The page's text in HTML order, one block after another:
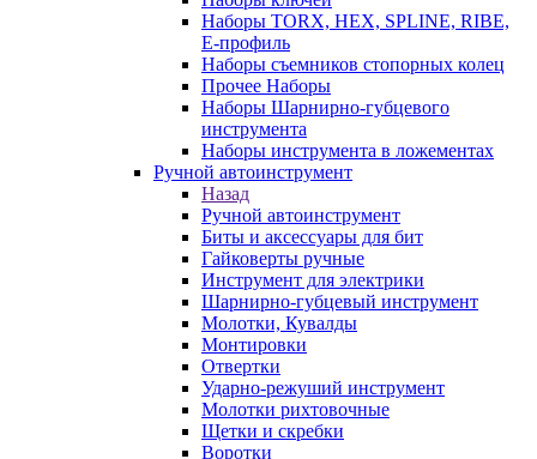
Наборы TORX, HEX, SPLINE, RIBE,
E-профиль
Наборы съемников стопорных колец
Прочее Наборы
Наборы Шарнирно-губцевого
инструмента
Наборы инструмента в ложементах
Ручной автоинструмент
Назад
Ручной автоинструмент
Биты и аксессуары для бит
Гайковерты ручные
Инструмент для электрики
Шарнирно-губцевый инструмент
Молотки, Кувалды
Монтировки
Отвертки
Ударно-режуший инструмент
Молотки рихтовочные
Щетки и скребки
Воротки